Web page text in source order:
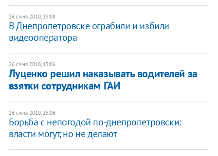
26 січня 2010, 15:08
В Днепропетровске ограбили и избили
видеооператора
26 січня 2010, 15:06
Луценко решил наказывать водителей за
взятки сотрудникам ГАИ
26 січня 2010, 15:06
Борьба с непогодой по-днепропетровски:
власти могут, но не делают